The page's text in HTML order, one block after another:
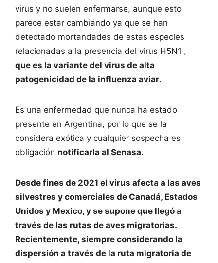
virus y no suelen enfermarse, aunque esto
parece estar cambiando ya que se han
detectado mortandades de estas especies
relacionadas a la presencia del virus H5N1 ,
que es la variante del virus de alta
patogenicidad de la influenza aviar.
Es una enfermedad que nunca ha estado
presente en Argentina, por lo que se la
considera exótica y cualquier sospecha es
obligación notificarla al Senasa.
Desde fines de 2021 el virus afecta a las aves
silvestres y comerciales de Canadá, Estados
Unidos y Mexico, y se supone que llegó a
través de las rutas de aves migratorias.
Recientemente, siempre considerando la
dispersión a través de la ruta migratoria de